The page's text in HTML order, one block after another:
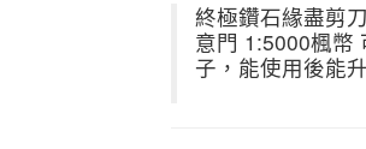
終極鑽石緣盡剪
意門 1:5000楓幣
子，能使用後能